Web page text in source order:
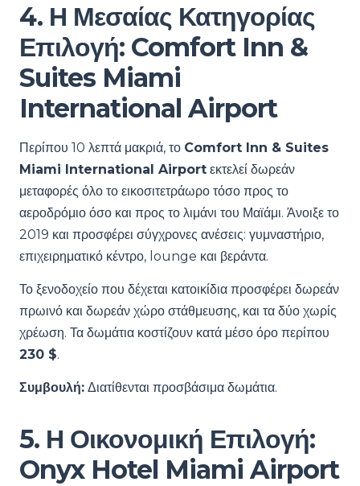
4. Η Μεσαίας Κατηγορίας
Επιλογή: Comfort Inn &
Suites Miami
International Airport
Περίπου 10 λεπτά μακριά, το Comfort Inn & Suites
Miami International Airport εκτελεί δωρεάν
μεταφορές όλο το εικοσιτετράωρο τόσο προς το
αεροδρόμιο όσο και προς το λιμάνι του Μαϊάμι. Άνοιξε το
2019 και προσφέρει σύγχρονες ανέσεις: γυμναστήριο,
επιχειρηματικό κέντρο, lounge και βεράντα.
Το ξενοδοχείο που δέχεται κατοικίδια προσφέρει δωρεάν
πρωινό και δωρεάν χώρο στάθμευσης, και τα δύο χωρίς
χρέωση. Τα δωμάτια κοστίζουν κατά μέσο όρο περίπου
230 $.
Συμβουλή: Διατίθενται προσβάσιμα δωμάτια.
5. Η Οικονομική Επιλογή:
Onyx Hotel Miami Airport